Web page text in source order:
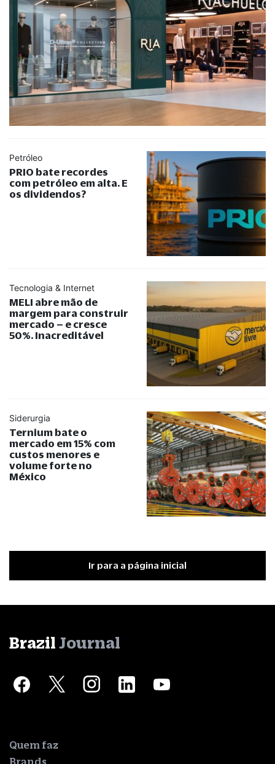
Petróleo
PRIO bate recordes
com petróleo em alta. E
os dividendos?
Tecnologia & Internet
MELI abre mão de
margem para construir
mercado – e cresce
50%. Inacreditável
Siderurgia
Ternium bate o
mercado em 15% com
custos menores e
volume forte no
México
Ir para a página inicial
Brazil Journal
Quem faz
Brands